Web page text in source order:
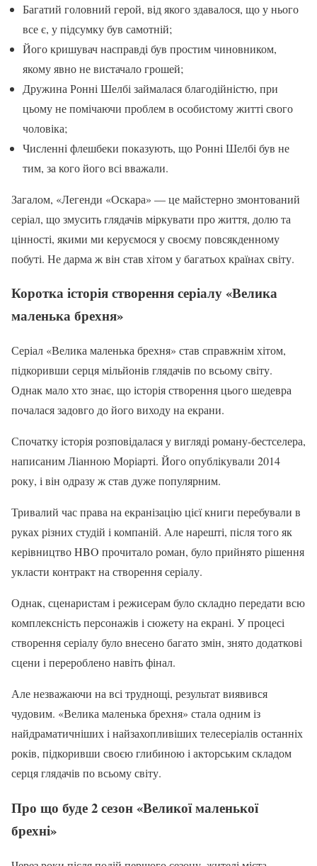
Багатий головний герой, від якого здавалося, що у нього
все є, у підсумку був самотній;
Його кришувач насправді був простим чиновником,
якому явно не вистачало грошей;
Дружина Ронні Шелбі займалася благодійністю, при
цьому не помічаючи проблем в особистому житті свого
чоловіка;
Численні флешбеки показують, що Ронні Шелбі був не
тим, за кого його всі вважали.
Загалом, «Легенди «Оскара» — це майстерно змонтований
серіал, що змусить глядачів міркувати про життя, долю та
цінності, якими ми керуємося у своєму повсякденному
побуті. Не дарма ж він став хітом у багатьох країнах світу.
Коротка історія створення серіалу «Велика
маленька брехня»
Серіал «Велика маленька брехня» став справжнім хітом,
підкоривши серця мільйонів глядачів по всьому світу.
Однак мало хто знає, що історія створення цього шедевра
почалася задовго до його виходу на екрани.
Спочатку історія розповідалася у вигляді роману-бестселера,
написаним Ліанною Моріарті. Його опублікували 2014
року, і він одразу ж став дуже популярним.
Тривалий час права на екранізацію цієї книги перебували в
руках різних студій і компаній. Але нарешті, після того як
керівництво HBO прочитало роман, було прийнято рішення
укласти контракт на створення серіалу.
Однак, сценаристам і режисерам було складно передати всю
комплексність персонажів і сюжету на екрані. У процесі
створення серіалу було внесено багато змін, знято додаткові
сцени і перероблено навіть фінал.
Але незважаючи на всі труднощі, результат виявився
чудовим. «Велика маленька брехня» стала одним із
найдраматичніших і найзахопливіших телесеріалів останніх
років, підкоривши своєю глибиною і акторським складом
серця глядачів по всьому світу.
Про що буде 2 сезон «Великої маленької
брехні»